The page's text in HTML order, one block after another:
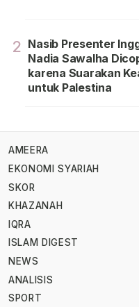
2 Nasib Presenter
Nadia Sawalha
karena Suarakan
untuk Palestina
AMEERA
EKONOMI SYARIAH
SKOR
KHAZANAH
IQRA
ISLAM DIGEST
NEWS
ANALISIS
SPORT